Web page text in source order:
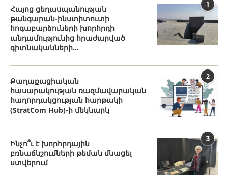
1
Հայոց ցեղասպանության
թանգարան-ինստիտուտի
հոգաբարձուների խորհրդի
անդամությունից հրաժարված
գիտնականների...
2
Քաղաքացիական
հասարակության ռազմավարական
հաղորդակցության հարթակի
(StratCom Hub)-ի մեկնարկ
3
Ինչո՞ւ է խորհրդային
բռնաճնշումների թեման մնացել
ստվերում